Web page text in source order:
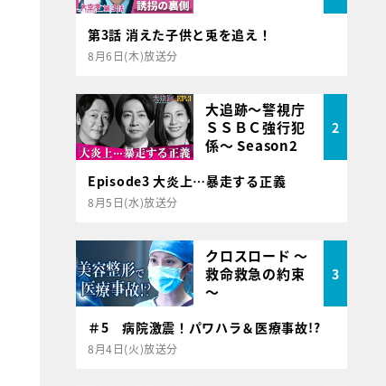
第3話 消えた子供と兎を追え！
8月6日(木)放送分
大追跡～警視庁
ＳＳＢＣ強行犯
係～ Season2
2
Episode3 大炎上…暴走する正義
8月5日(水)放送分
クロスロード ～
救命救急の約束
～
3
＃5 病院激震！パワハラ＆医療事故!?
8月4日(火)放送分